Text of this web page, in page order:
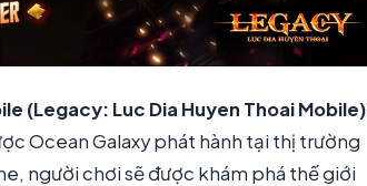
(Legacy: Luc Dia Huyen Thoai Mobile)
Ocean Galaxy phát hành tại thị trường
người chơi sẽ được khám phá thế giới